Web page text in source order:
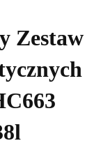
Zestaw